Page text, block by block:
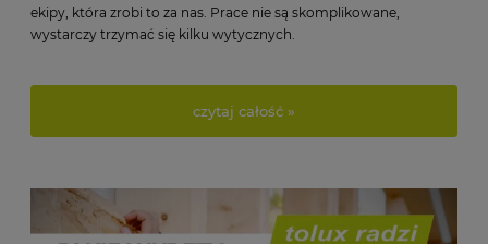
ekipy, która zrobi to za nas. Prace nie są skomplikowane,
wystarczy trzymać się kilku wytycznych.
czytaj całość »